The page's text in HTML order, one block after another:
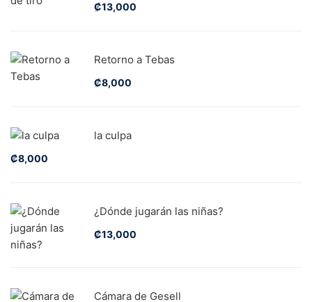
₡13,000
Retorno a Tebas
₡8,000
la culpa
₡8,000
¿Dónde jugarán las niñas?
₡13,000
Cámara de Gesell